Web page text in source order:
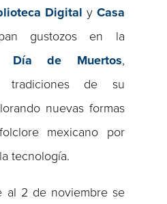
Digital yCasa
gustozos en la
Día de Muertos,
tradiciones de su
nuevas formas
mexicano por
tecnología.
al 2 de noviembre se